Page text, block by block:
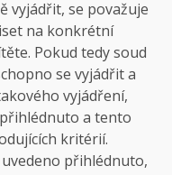
vyjádřit, se považuje
na konkrétní
Pokud tedy soud
se vyjádřit a
vyjádření,
a tento
kritérií.
přihlédnuto,